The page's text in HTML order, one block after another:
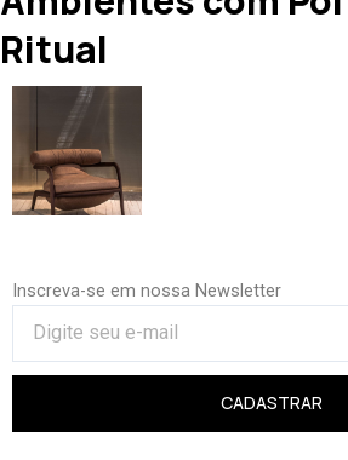
Ritual
Inscreva-se em nossa Newsletter
CADASTRAR